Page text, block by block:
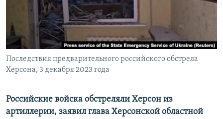
ПОБЕДИТЕЛЕЙ НЕ СУДЯТ?
КРЫМ.НЕПОКОРЕННЫЙ
ELIFBE
УКРАИНСКАЯ ПРОБЛЕМА КРЫМА
ПРИСОЕДИНЯЙТЕСЬ!
Все сайты RFE/RL
Последствия предварительного российского обстрела
Херсона, 3 декабря 2023 года
Российские войска обстреляли Херсон из
артиллерии, заявил глава Херсонской областной